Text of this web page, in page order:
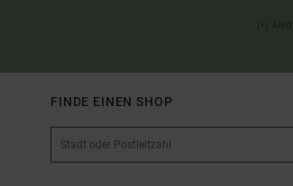
FINDE EINEN SHOP